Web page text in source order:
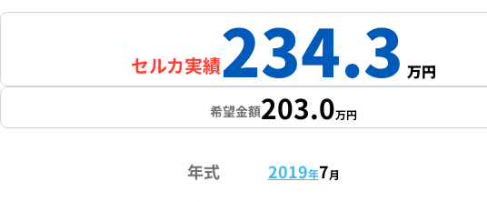
セルカ実績234.3 万円
希望金額203.0万円
年式 2019年7月